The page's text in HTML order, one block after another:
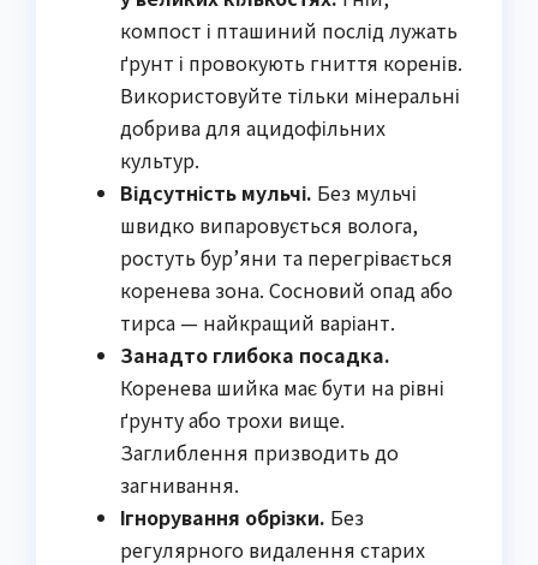
компост і пташиний послід лужать
ґрунт і провокують гниття коренів.
Використовуйте тільки мінеральні
добрива для ацидофільних
культур.
Відсутність мульчі. Без мульчі
швидко випаровується волога,
ростуть бур’яни та перегрівається
коренева зона. Сосновий опад або
тирса — найкращий варіант.
Занадто глибока посадка.
Коренева шийка має бути на рівні
ґрунту або трохи вище.
Заглиблення призводить до
загнивання.
Ігнорування обрізки. Без
регулярного видалення старих